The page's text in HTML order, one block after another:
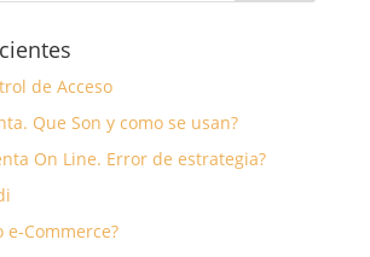
de Acceso
Que Son y como se usan?
On Line. Error de estrategia?
e-Commerce?